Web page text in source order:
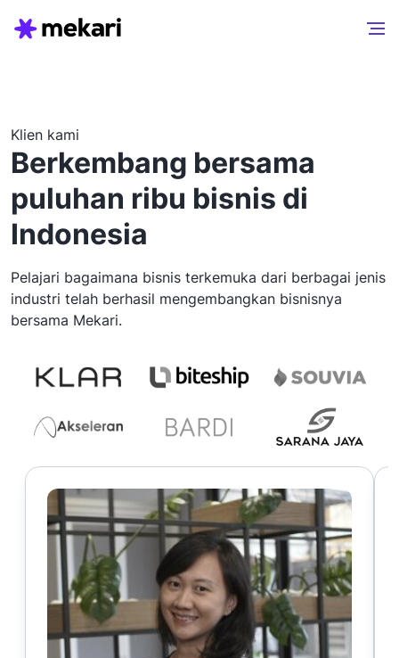
Klien kami
Berkembang bersama
puluhan ribu bisnis di
Indonesia
Pelajari bagaimana bisnis terkemuka dari berbagai jenis
industri telah berhasil mengembangkan bisnisnya
bersama Mekari.